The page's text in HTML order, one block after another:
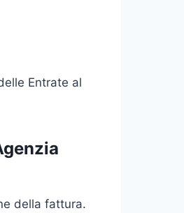
Entrate al
della fattura.